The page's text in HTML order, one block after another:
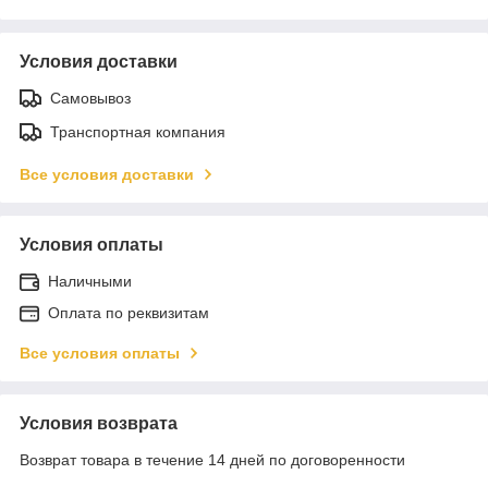
Условия доставки
Самовывоз
Транспортная компания
Все условия доставки
Условия оплаты
Наличными
Оплата по реквизитам
Все условия оплаты
Условия возврата
Возврат товара в течение 14 дней по договоренности